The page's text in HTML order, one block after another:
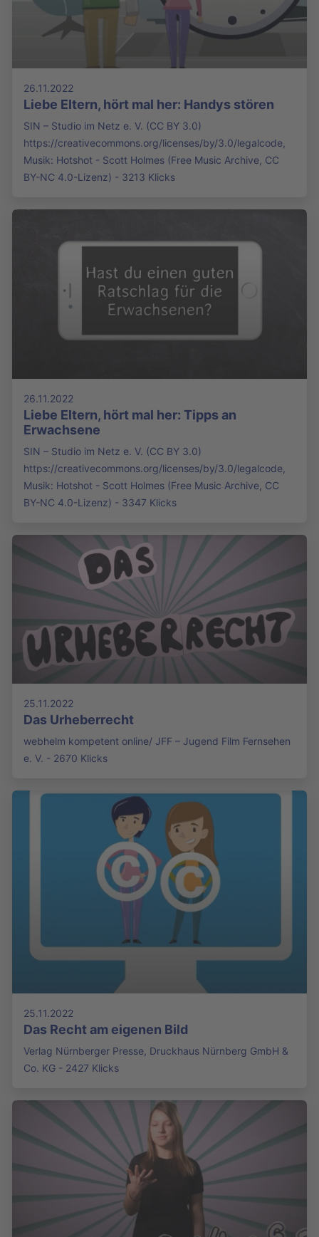
26.11.2022
Liebe Eltern, hört mal her: Handys stören
SIN – Studio im Netz e. V. (CC BY 3.0)
https://creativecommons.org/licenses/by/3.0/legalcode,
Musik: Hotshot - Scott Holmes (Free Music Archive, CC
BY-NC 4.0-Lizenz) - 3213 Klicks
26.11.2022
Liebe Eltern, hört mal her: Tipps an
Erwachsene
SIN – Studio im Netz e. V. (CC BY 3.0)
https://creativecommons.org/licenses/by/3.0/legalcode,
Musik: Hotshot - Scott Holmes (Free Music Archive, CC
BY-NC 4.0-Lizenz) - 3347 Klicks
25.11.2022
Das Urheberrecht
webhelm kompetent online/ JFF – Jugend Film Fernsehen
e. V. - 2670 Klicks
25.11.2022
Das Recht am eigenen Bild
Verlag Nürnberger Presse, Druckhaus Nürnberg GmbH &
Co. KG - 2427 Klicks